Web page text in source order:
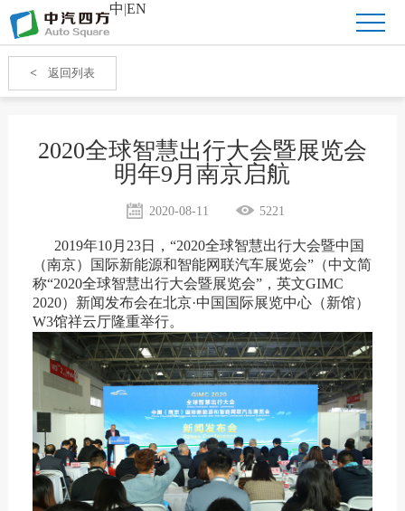
中|EN
< 返回列表
2020全球智慧出行大会暨展览会
明年9月南京启航
2020-08-11 5221
2019年10月23日，“2020全球智慧出行大会暨中国
（南京）国际新能源和智能网联汽车展览会”（中文简
称“2020全球智慧出行大会暨展览会”，英文GIMC
2020）新闻发布会在北京·中国国际展览中心（新馆）
W3馆祥云厅隆重举行。